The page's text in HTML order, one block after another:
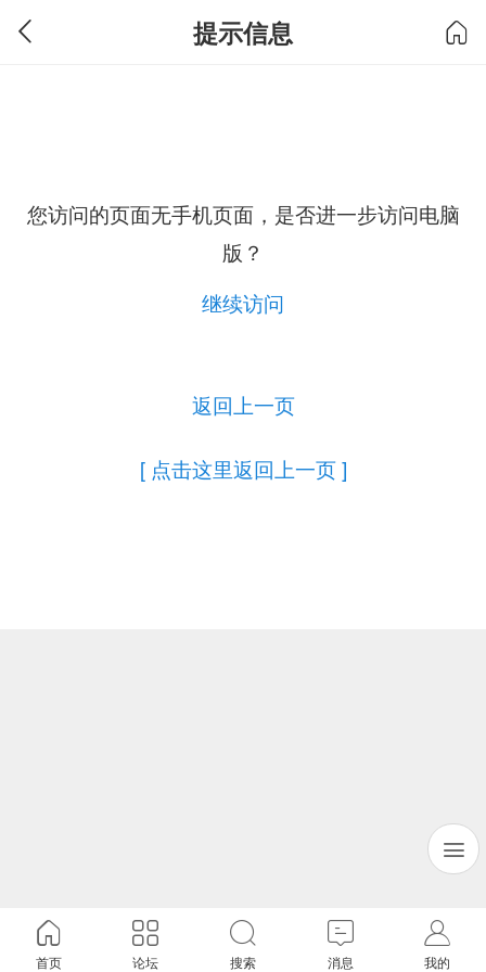
提示信息
您访问的页面无手机页面，是否进一步访问电脑
版？
继续访问
返回上一页
[ 点击这里返回上一页 ]
首页 论坛 搜索 消息 我的